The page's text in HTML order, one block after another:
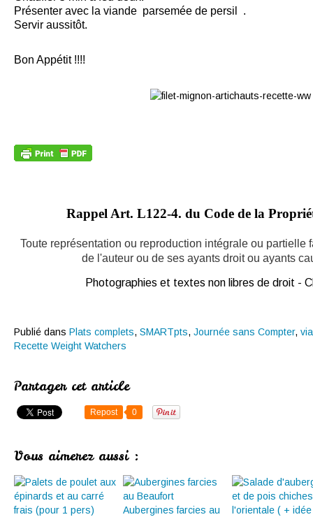
Présenter avec la viande parsemée de persil .
Servir aussitôt.
Bon Appétit !!!!
Rappel Art. L122-4. du Code de la
Toute représentation ou reproduction intégrale ou partielle
de l'auteur ou de ses ayants droit ou ayants
Photographies et textes non libres de droit -
Publié dans Plats complets, SMARTpts, Journée sans Compter,
Recette Weight Watchers
Partager cet article
Repost 0
Vous aimerez aussi :
Aubergines farcies au